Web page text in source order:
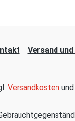
Versand
Versandkostenund